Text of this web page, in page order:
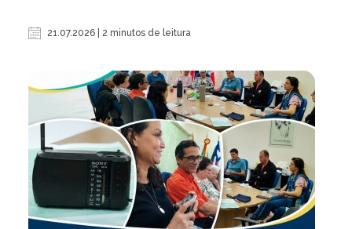
21.07.2026 | 2 minutos de leitura